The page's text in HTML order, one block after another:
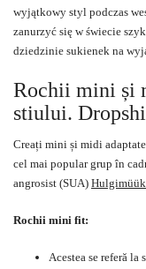
wyjątkowy styl podczas
zanurzyć się w świecie
dziedzinie sukienek na
Rochii mini și
stiului.
Creați mini și midi
cel mai popular grup în
angrosist (SUA) Hulgimüük
Rochii mini fit:
Acestea se referă